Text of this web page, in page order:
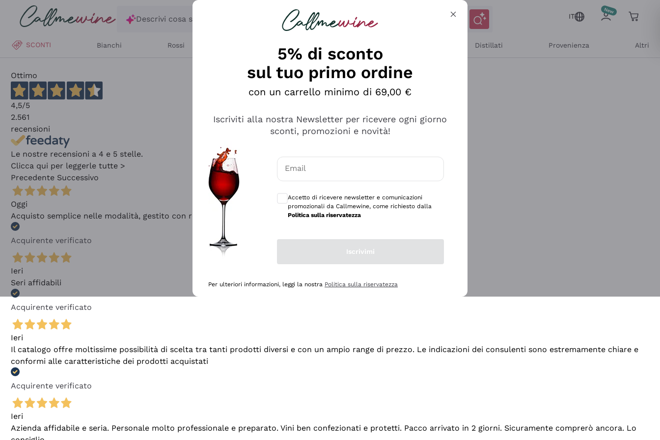
Salta al contenuto principale
Descrivi cosa stai cercando
IT
SCONTI Bianchi Rossi Distillati Provenienza Altri
Ottimo
4,5/5
2.561
recensioni
Le nostre recensioni a 4 e 5 stelle.
Clicca qui per leggerle tutte >
Precedente Successivo
Oggi
Acquisto semplice nelle modalità, gestito con rapidità e professionalità
Acquirente verificato
Ieri
Seri affidabili
Acquirente verificato
Ieri
Il catalogo offre moltissime possibilità di scelta tra tanti prodotti diversi e con un ampio range di prezzo. Le indicazioni dei consulenti sono estremamente chiare e
conformi alle caratteristiche dei prodotti acquistati
Acquirente verificato
Ieri
Azienda affidabile e seria. Personale molto professionale e preparato. Vini ben confezionati e protetti. Pacco arrivato in 2 giorni. Sicuramente comprerò ancora. Lo
5% di sconto
sul tuo primo ordine
con un carrello minimo di 69,00 €
Iscriviti alla nostra Newsletter per ricevere ogni giorno
sconti, promozioni e novità!
Email
Accetto di ricevere newsletter e comunicazioni
promozionali da Callmewine, come richiesto dalla
Politica sulla riservatezza
Iscrivimi
Per ulteriori informazioni, leggi la nostra Politica sulla riservatezza